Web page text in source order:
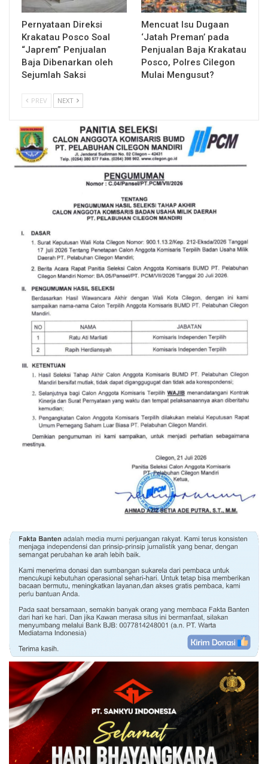
Pernyataan Direksi
Krakatau Posco Soal
“Japrem” Penjualan
Baja Dibenarkan oleh
Sejumlah Saksi
Mencuat Isu Dugaan
‘Jatah Preman’ pada
Penjualan Baja Krakatau
Posco, Polres Cilegon
Mulai Mengusut?
PREV NEXT